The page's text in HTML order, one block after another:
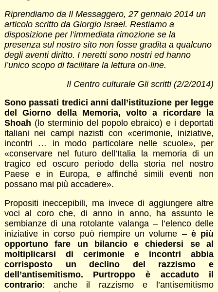
Riprendiamo da Il Messaggero, 27 gennaio 2014 un
articolo scritto da Giorgio Israel. Restiamo a
disposizione per l’immediata rimozione se la
presenza sul nostro sito non fosse gradita a qualcuno
degli aventi diritto. I neretti sono nostri ed hanno
l’unico scopo di facilitare la lettura on-line.
Il Centro culturale Gli scritti (2/2/2014)
Sono passati tredici anni dall’istituzione per legge
del Giorno della Memoria, volto a ricordare la
Shoah (lo sterminio del popolo ebraico) e i deportati
italiani nei campi nazisti con «cerimonie, iniziative,
incontri … in modo particolare nelle scuole», per
«conservare nel futuro dell’Italia la memoria di un
tragico ed oscuro periodo della storia nel nostro
Paese e in Europa, e affinché simili eventi non
possano mai più accadere».
Propositi ineccepibili, ma invece di aggiungere altre
voci al coro che, di anno in anno, ha assunto le
sembianze di una rotolante valanga – l’elenco delle
iniziative in corso può riempire un volume – è più
opportuno fare un bilancio e chiedersi se al
moltiplicarsi di cerimonie e incontri abbia
corrisposto un declino del razzismo e
dell’antisemitismo. Purtroppo è accaduto il
contrario: anche il razzismo e l’antisemitismo